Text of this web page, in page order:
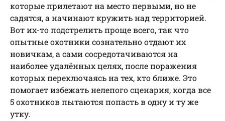
которые прилетают на место первыми, но не
садятся, а начинают кружить над территорией.
Вот их-то подстрелить проще всего, так что
опытные охотники сознательно отдают их
новичкам, а сами сосредотачиваются на
наиболее удалённых целях, после поражения
которых переключаясь на тех, кто ближе. Это
помогает избежать нелепого сценария, когда все
5 охотников пытаются попасть в одну и ту же
утку.